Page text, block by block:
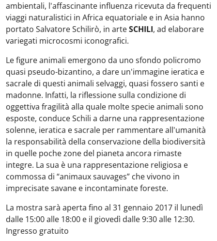
ambientali, l'affascinante influenza ricevuta da frequenti
viaggi naturalistici in Africa equatoriale e in Asia hanno
portato Salvatore Schilirò, in arteSCHILI, ad elaborare
variegati microcosmi iconografici.
Le figure animali emergono da uno sfondo policromo
quasi pseudo-bizantino, a dare un'immagine ieratica e
sacrale di questi animali selvaggi, quasi fossero santi e
madonne. Infatti, la riflessione sulla condizione di
oggettiva fragilità alla quale molte specie animali sono
esposte, conduce Schili a darne una rappresentazione
solenne, ieratica e sacrale per rammentare all'umanità
la responsabilità della conservazione della biodiversità
in quelle poche zone del pianeta ancora rimaste
integre. La sua è una rappresentazione religiosa e
commossa di “animaux sauvages” che vivono in
imprecisate savane e incontaminate foreste.
La mostra sarà aperta fino al 31 gennaio 2017 il lunedì
dalle 15:00 alle 18:00 e il giovedì dalle 9:30 alle 12:30.
Ingresso gratuito